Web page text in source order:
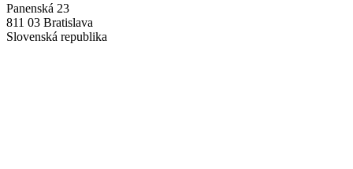
Panenská 23
811 03 Bratislava
Slovenská republika